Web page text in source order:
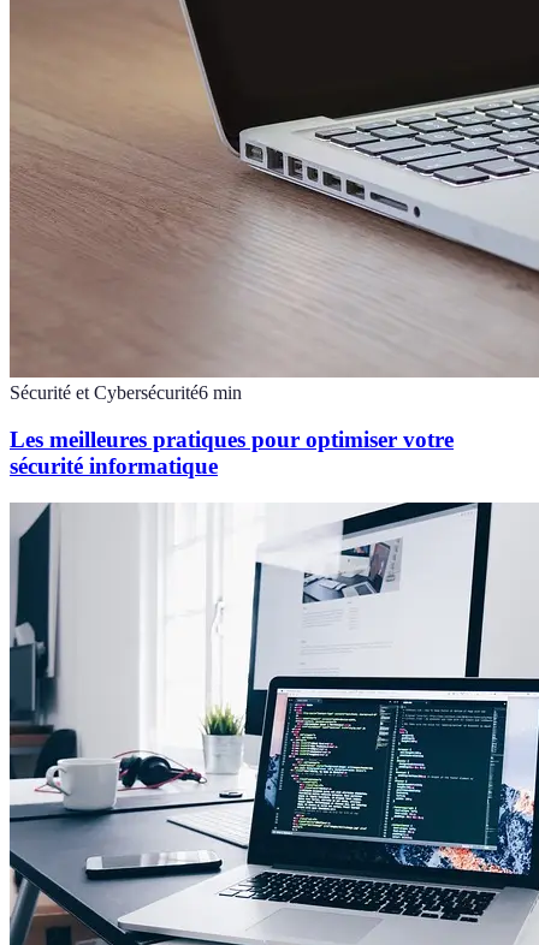
Sécurité et Cybersécurité6 min
Les meilleures pratiques pour optimiser votre
sécurité informatique